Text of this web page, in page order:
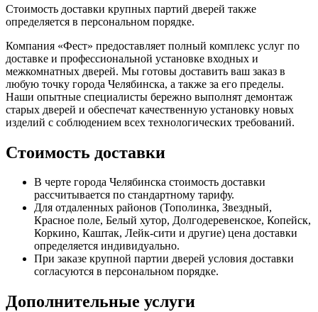
Стоимость доставки крупных партий дверей также
определяется в персональном порядке.
Компания «Фест» предоставляет полный комплекс услуг по
доставке и профессиональной установке входных и
межкомнатных дверей. Мы готовы доставить ваш заказ в
любую точку города Челябинска, а также за его пределы.
Наши опытные специалисты бережно выполнят демонтаж
старых дверей и обеспечат качественную установку новых
изделий с соблюдением всех технологических требований.
Стоимость доставки
В черте города Челябинска стоимость доставки
рассчитывается по стандартному тарифу.
Для отдаленных районов (Тополинка, Звездный,
Красное поле, Белый хутор, Долгодеревенское, Копейск,
Коркино, Каштак, Лейк-сити и другие) цена доставки
определяется индивидуально.
При заказе крупной партии дверей условия доставки
согласуются в персональном порядке.
Дополнительные услуги